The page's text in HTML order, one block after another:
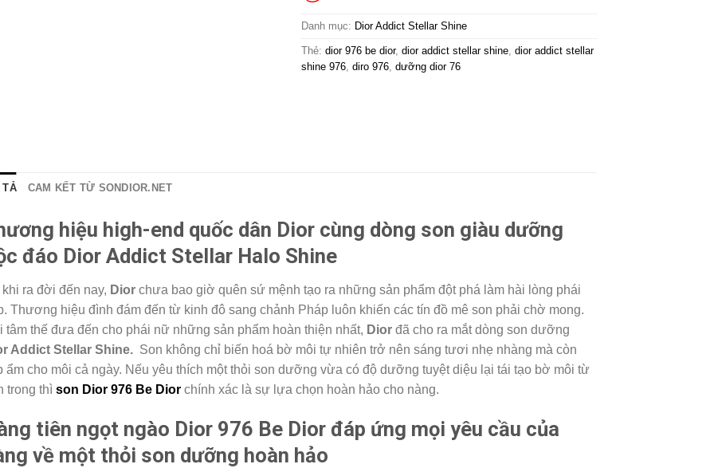
Danh mục: Dior Addict Stellar Shine
Thẻ:dior 976 be dior,dior addict stellar shine ,dior addict stellar
shine 976 ,diro 976 ,dưỡng dior 76
TẢ CAM KẾT TỪ SONDIOR.NET
hiệu high-end quốc dân Dior cùng dòng son giàu dưỡng
đáo Dior Addict Stellar Halo Shine
ra đời đến nay, Dior chưa bao giờ quên sứ mệnh tạo ra những sản phẩm đột phá làm hài lòng phái
Thương hiệu đình đám đến từ kinh đô sang chảnh Pháp luôn khiến các tín đồ mê son phải chờ mong.
tâm thế đưa đến cho phái nữ những sản phẩm hoàn thiện nhất, Dior đã cho ra mắt dòng son dưỡng
Addict Stellar Shine. Son không chỉ biến hoá bờ môi tự nhiên trở nên sáng tươi nhẹ nhàng mà còn
ẩm cho môi cả ngày. Nếu yêu thích một thỏi son dưỡng vừa có độ dưỡng tuyệt diệu lại tái tạo bờ môi từ
trong thì son Dior 976 Be Dior chính xác là sự lựa chọn hoàn hảo cho nàng.
tiên ngọt ngào Dior 976 Be Dior đáp ứng mọi yêu cầu của
về một thỏi son dưỡng hoàn hảo